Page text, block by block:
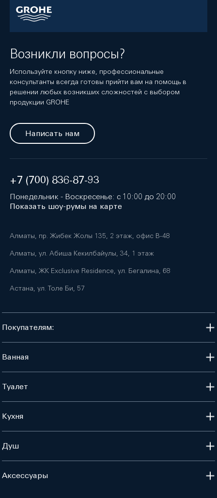
Возникли вопросы?
Используйте кнопку ниже, профессиональные
консультанты всегда готовы прийти вам на помощь в
решении любых возникших сложностей с выбором
продукции GROHE
Написать нам
+7 (700) 836-87-93
Понедельник - Воскресенье: с 10:00 до 20:00
Показать шоу-румы на карте
Алматы, пр. Жибек Жолы 135, 2 этаж, офис B-48
Алматы, ул. Абиша Кекилбайулы, 34, 1 этаж
Алматы, ЖК Exclusive Residence, ул. Бегалина, 68
Астана, ул. Толе Би, 57
Покупателям:
Ванная
Туалет
Кухня
Душ
Аксессуары